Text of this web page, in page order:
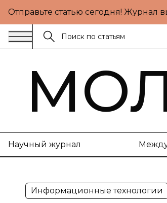
Отправьте статью сегодня! Журнал
Научный журнал
Информационные технологии